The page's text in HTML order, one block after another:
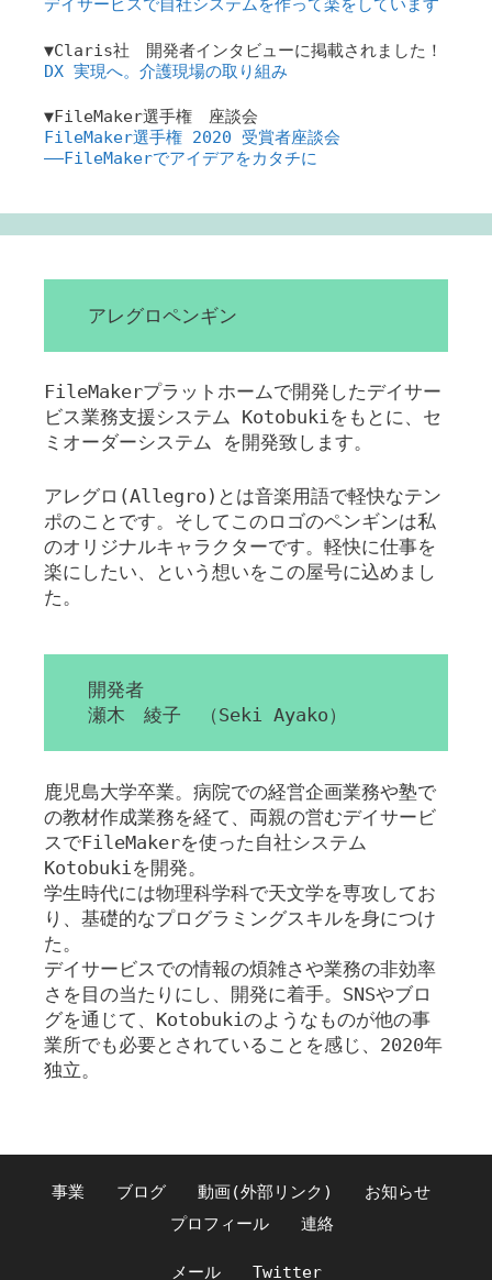
デイサービスで自社システムを作って楽をしています
▼Claris社 開発者インタビューに掲載されました！
DX 実現へ。介護現場の取り組み
▼FileMaker選手権 座談会
FileMaker選手権 2020 受賞者座談会
――FileMakerでアイデアをカタチに
アレグロペンギン
FileMakerプラットホームで開発したデイサー
ビス業務支援システム Kotobukiをもとに、セ
ミオーダーシステム を開発致します。
アレグロ(Allegro)とは音楽用語で軽快なテン
ポのことです。そしてこのロゴのペンギンは私
のオリジナルキャラクターです。軽快に仕事を
楽にしたい、という想いをこの屋号に込めまし
た。
開発者
瀬木 綾子 （Seki Ayako）
鹿児島大学卒業。病院での経営企画業務や塾で
の教材作成業務を経て、両親の営むデイサービ
スでFileMakerを使った自社システム
Kotobukiを開発。
学生時代には物理科学科で天文学を専攻してお
り、基礎的なプログラミングスキルを身につけ
た。
デイサービスでの情報の煩雑さや業務の非効率
さを目の当たりにし、開発に着手。SNSやブロ
グを通じて、Kotobukiのようなものが他の事
業所でも必要とされていることを感じ、2020年
独立。
事業 ブログ 動画(外部リンク)
お知らせ
プロフィール
連絡
メール Twitter